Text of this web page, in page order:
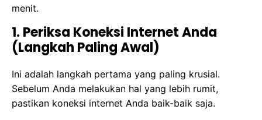
menit.
1. Periksa Koneksi Internet Anda
(Langkah Paling Awal)
Ini adalah langkah pertama yang paling krusial.
Sebelum Anda melakukan hal yang lebih rumit,
pastikan koneksi internet Anda baik-baik saja.